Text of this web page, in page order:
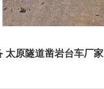
太原隧道凿岩台车厂家